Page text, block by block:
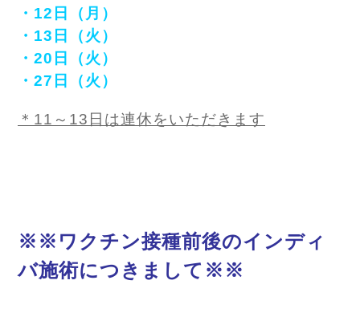
・12日（月）
・13日（火）
・20日（火）
・27日（火）
＊11～13日は連休をいただきます
※※ワクチン接種前後のインディ
バ施術につきまして※※